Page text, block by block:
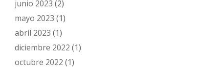
junio 2023 (2)
mayo 2023 (1)
abril 2023 (1)
diciembre 2022 (1)
octubre 2022 (1)